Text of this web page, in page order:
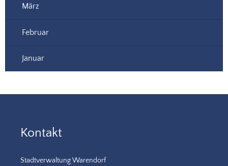
März
Februar
Januar
Kontakt
Stadtverwaltung Warendorf